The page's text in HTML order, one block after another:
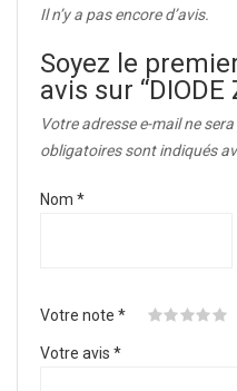
Il n’y a pas encore d’avis.
Soyez le
avis sur “DIODE
Votre adresse e-mail ne
obligatoires sont indiqués
Nom *
Votre note *
Votre avis *